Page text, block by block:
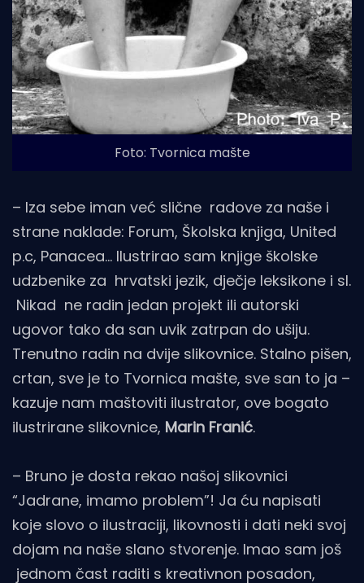
Foto: Tvornica mašte
– Iza sebe iman već slične radove za naše i
strane naklade: Forum, Školska knjiga, United
p.c, Panacea… Ilustrirao sam knjige školske
udzbenike za hrvatski jezik, dječje leksikone i sl.
Nikad ne radin jedan projekt ili autorski
ugovor tako da san uvik zatrpan do ušiju.
Trenutno radin na dvije slikovnice. Stalno pišen,
crtan, sve je to Tvornica mašte, sve san to ja –
kazuje nam maštoviti ilustrator, ove bogato
ilustrirane slikovnice, Marin Franić.
– Bruno je dosta rekao našoj slikovnici
“Jadrane, imamo problem”! Ja ću napisati
koje slovo o ilustraciji, likovnosti i dati neki svoj
dojam na naše slano stvorenje. Imao sam još
jednom čast raditi s kreativnon posadon,